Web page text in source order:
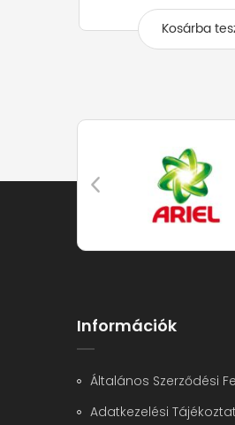
Kosárba
Információk
Általános Szerződési
Adatkezelési